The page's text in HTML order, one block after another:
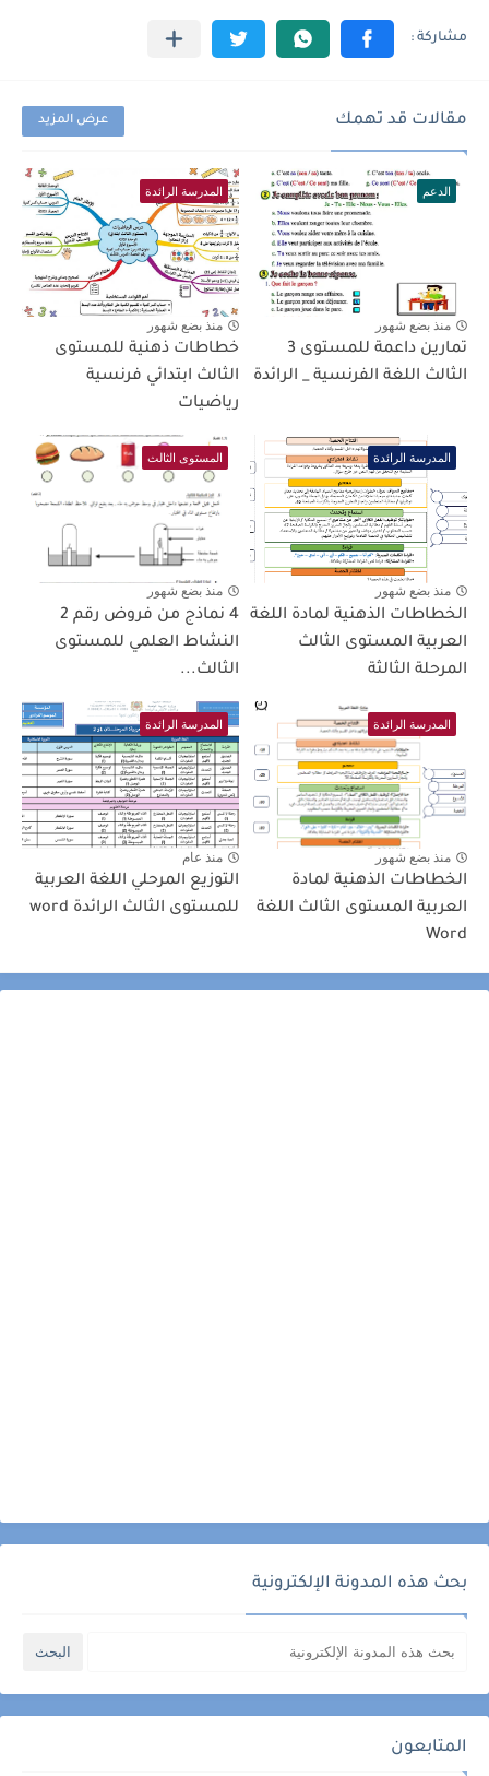
مقالات قد تهمك عرض المزيد
الدعم
منذ بضع شهور
تمارين داعمة للمستوى 3
الثالث اللغة الفرنسية _ الرائدة
المدرسة الرائدة
منذ بضع شهور
خطاطات ذهنية للمستوى
الثالث ابتدائي فرنسية
رياضيات
المدرسة الرائدة
منذ بضع شهور
الخطاطات الذهنية لمادة اللغة
العربية المستوى الثالث
المرحلة الثالثة
المستوى الثالث
منذ بضع شهور
4 نماذج من فروض رقم 2
النشاط العلمي للمستوى
الثالث...
المدرسة الرائدة
منذ بضع شهور
الخطاطات الذهنية لمادة
العربية المستوى الثالث اللغة
Word
المدرسة الرائدة
منذ عام
التوزيع المرحلي اللغة العربية
للمستوى الثالث الرائدة word
بحث هذه المدونة الإلكترونية
المتابعون